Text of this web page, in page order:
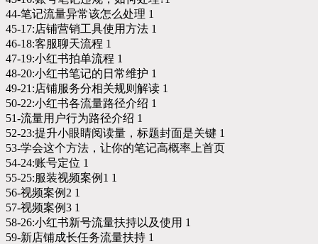
44-笔记流量异常该怎么处理 1
45-17:店铺营销工具使用方法 1
46-18:客服聊天流程 1
47-19:小红书拍单流程 1
48-20:小红书笔记的日常维护 1
49-21:店铺服务分相关规则解读 1
50-22:小红书各流量路径介绍 1
51-流量用户行为路径介绍 1
52-23:提升小眼睛阅读量，标题封面是关键 1
53-学会这个方法，让你的笔记高概率上首页
54-24:账号定位 1
55-25:服装视频案例1 1
56-视频案例2 1
57-视频案例3 1
58-26:小红书新号流量扶持以及使用 1
59-新店铺成长任务流量扶持 1